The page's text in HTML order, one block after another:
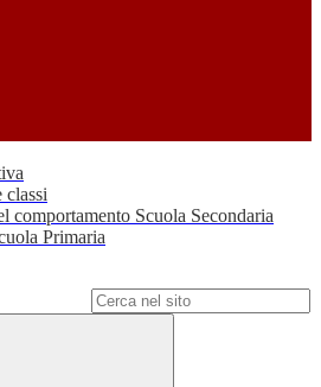
classi
comportamento Scuola Secondaria
Primaria